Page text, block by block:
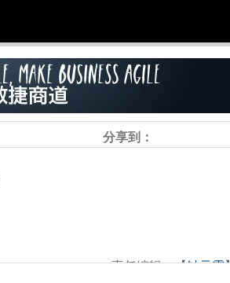
分享到：
责任编辑：【钟元霞